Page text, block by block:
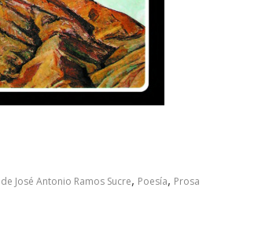
José Antonio Ramos Sucre, Poesía, Prosa